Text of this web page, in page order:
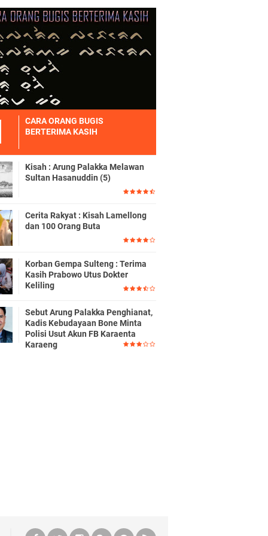
CARA ORANG BUGIS
BERTERIMA KASIH
Kisah : Arung Palakka Melawan
Sultan Hasanuddin (5)
Cerita Rakyat : Kisah Lamellong
dan 100 Orang Buta
Korban Gempa Sulteng : Terima
Kasih Prabowo Utus Dokter
Keliling
Sebut Arung Palakka Penghianat,
Kadis Kebudayaan Bone Minta
Polisi Usut Akun FB Karaenta
Karaeng